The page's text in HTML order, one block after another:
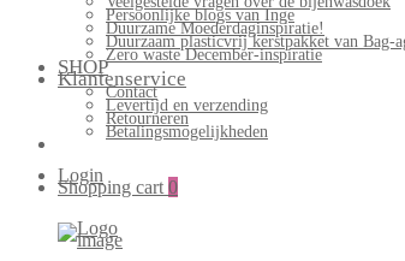
Persoonlijke blogs van Inge
Duurzame Moederdaginspiratie!
Duurzaam plasticvrij kerstpakket van Bag-
Zero waste December-inspiratie
SHOP
Klantenservice
Contact
Levertijd en verzending
Retourneren
Betalingsmogelijkheden
Login
Shopping cart 0